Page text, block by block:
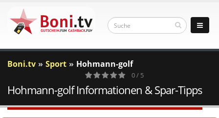
Boni.tv Sport Hohmann-golf
0
Votes
0 / 5
Hohmann-golf Informationen & Spar-Tipps